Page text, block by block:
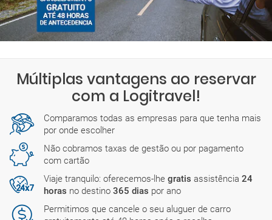
Múltiplas vantagens ao reservar
com a Logitravel!
Comparamos todas as empresas para que tenha mais
por onde escolher
Não cobramos taxas de gestão ou por pagamento
com cartão
Viaje tranquilo: oferecemos-lhe gratis assistência 24
horas no destino 365 dias por ano
Permitimos que cancele o seu aluguer de carro